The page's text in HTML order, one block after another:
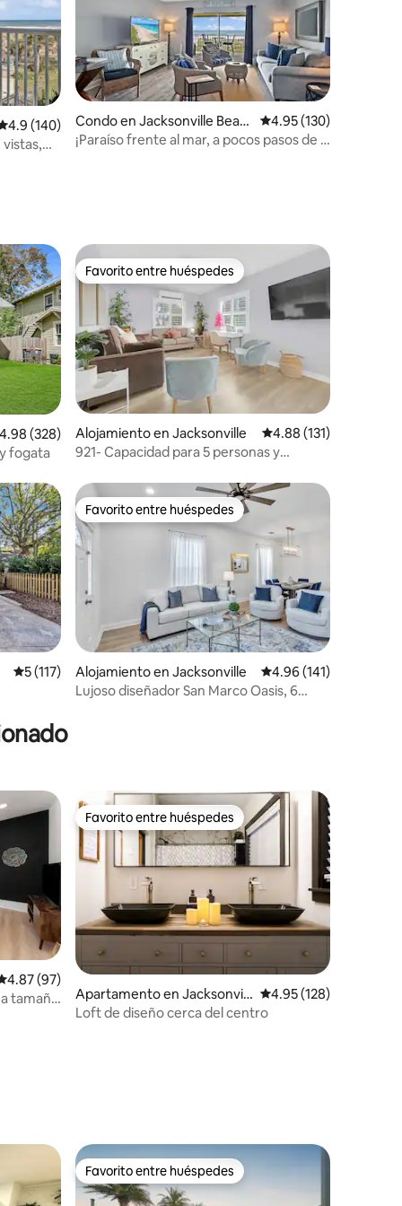
promedio: 4.9 de 5, 140 reseñas
4.9 (140)
Condo en Jacksonville Beac
h
Calificación promedio:
4.95 (130)
¡Paraíso frente al mar, a pocos pasos de la
promedio: 4.98 de 5, 328 reseñas
4.98 (328)
fogata
Favorito entre huéspedes
Favorito entre huéspedes
Alojamiento en Jacksonville Calificación promedio:
4.88 (131)
921- Capacidad para 5 personas y
cerca de la diversión
Calificación promedio: 5 de 5, 117 reseñas
5 (117)
Favorito entre huéspedes
Favorito entre huéspedes
Alojamiento en Jacksonville Calificación promedio:
4.96 (141)
Lujoso diseñador San Marco Oasis, 6
promedio: 4.87 de 5, 97 reseñas
4.87 (97)
tamaño
Favorito entre huéspedes
Favorito entre huéspedes
Apartamento en Jacksonvill
e
Calificación promedio:
4.95 (128)
Loft de diseño cerca del centro
Favorito entre huéspedes
Favorito entre huéspedes